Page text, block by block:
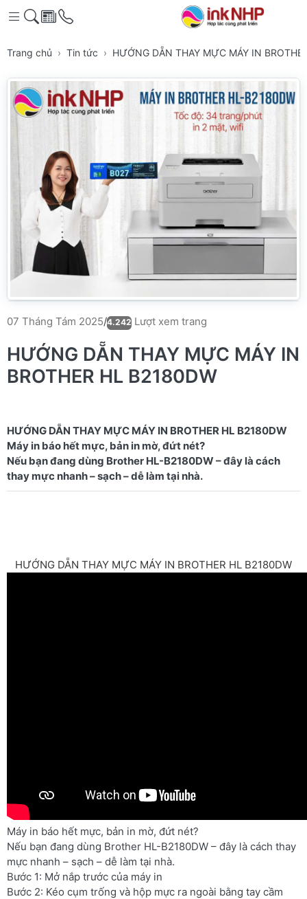
Trang chủ Tin tức HƯỚNG DẴN THAY MỰC MÁY IN
07 Tháng Tám 2025/4.242 Lượt xem trang
HƯỚNG DẴN THAY MỰC MÁY IN
BROTHER HL B2180DW
HƯỚNG DẴN THAY MỰC MÁY IN BROTHER HL B2180DW
Máy in báo hết mực, bản in mờ, đứt nét?
Nếu bạn đang dùng Brother HL-B2180DW – đây là cách
HƯỚNG DẴN THAY MỰC MÁY IN BROTHER HL B2180DW
Máy in báo hết mực, bản in mờ, đứt nét?
Nếu bạn đang dùng Brother HL-B2180DW – đây là cách thay
mực nhanh – sạch – dễ làm tại nhà.
Bước 1: Mở nắp trước của máy in
Bước 2: Kéo cụm trống và hộp mực ra ngoài bằng tay cầm